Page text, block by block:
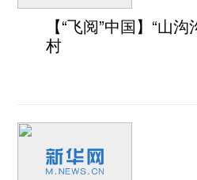
【“飞阅”中国】“山
村